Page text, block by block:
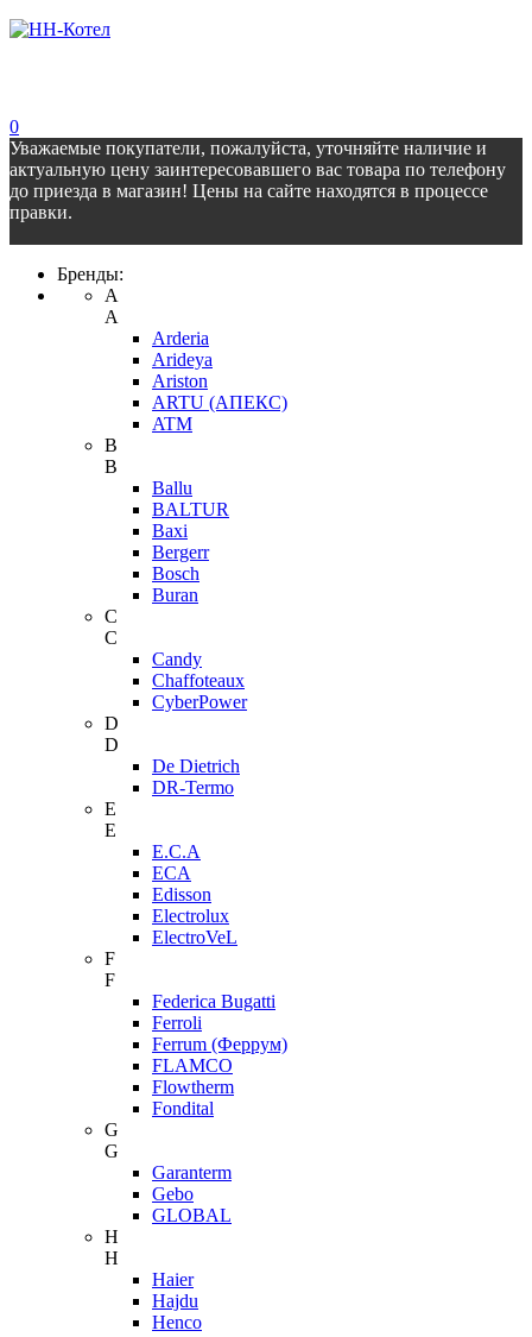
0
Уважаемые покупатели, пожалуйста, уточняйте наличие и
актуальную цену заинтересовавшего вас товара по телефону
до приезда в магазин! Цены на сайте находятся в процессе
правки.
Бренды:
A
A
Arderia
Arideya
Ariston
ARTU (АПЕКС)
ATM
B
B
Ballu
BALTUR
Baxi
Bergerr
Bosch
Buran
C
C
Candy
Chaffoteaux
CyberPower
D
D
De Dietrich
DR-Termo
E
E
E.C.A
ECA
Edisson
Electrolux
ElectroVeL
F
F
Federica Bugatti
Ferroli
Ferrum (Феррум)
FLAMCO
Flowtherm
Fondital
G
G
Garanterm
Gebo
GLOBAL
H
H
Haier
Hajdu
Henco